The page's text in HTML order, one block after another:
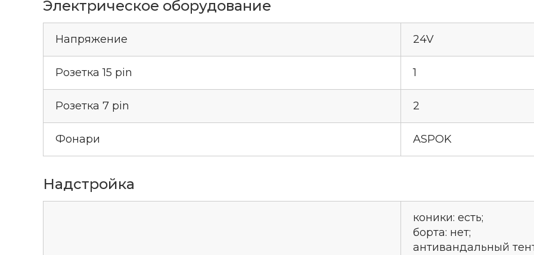
Электрическое оборудование
Напряжение 24V
Розетка 15 pin 1
Розетка 7 pin 2
Фонари ASPOK
Надстройка
коники: есть;
борта: нет;
антивандальный